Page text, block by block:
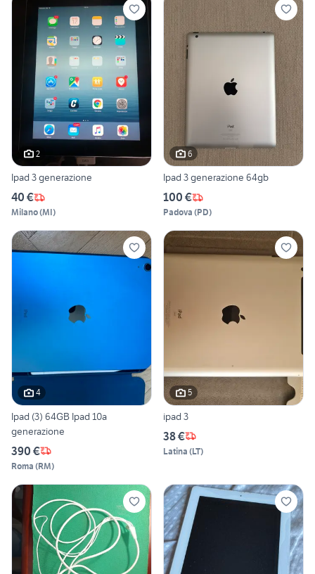
2
Ipad 3 generazione
40 €
Milano(MI)
6
Ipad 3 generazione 64gb
100 €
Padova (PD)
4
Ipad (3) 64GB Ipad 10a
generazione
390 €
Roma (RM)
5
ipad 3
38 €
Latina (LT)